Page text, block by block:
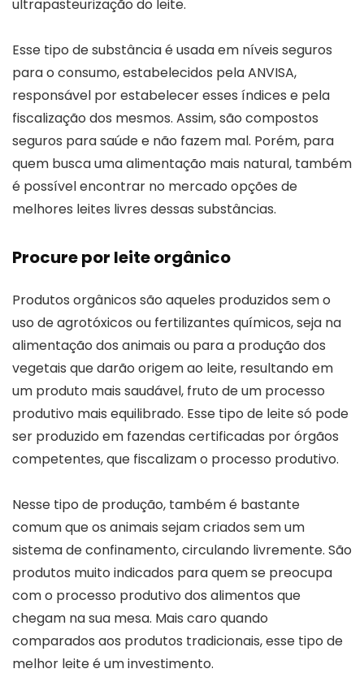
ultrapasteurização do leite.
Esse tipo de substância é usada em níveis seguros
para o consumo, estabelecidos pela ANVISA,
responsável por estabelecer esses índices e pela
fiscalização dos mesmos. Assim, são compostos
seguros para saúde e não fazem mal. Porém, para
quem busca uma alimentação mais natural, também
é possível encontrar no mercado opções de
melhores leites livres dessas substâncias.
Procure por leite orgânico
Produtos orgânicos são aqueles produzidos sem o
uso de agrotóxicos ou fertilizantes químicos, seja na
alimentação dos animais ou para a produção dos
vegetais que darão origem ao leite, resultando em
um produto mais saudável, fruto de um processo
produtivo mais equilibrado. Esse tipo de leite só pode
ser produzido em fazendas certificadas por órgãos
competentes, que fiscalizam o processo produtivo.
Nesse tipo de produção, também é bastante
comum que os animais sejam criados sem um
sistema de confinamento, circulando livremente. São
produtos muito indicados para quem se preocupa
com o processo produtivo dos alimentos que
chegam na sua mesa. Mais caro quando
comparados aos produtos tradicionais, esse tipo de
melhor leite é um investimento.